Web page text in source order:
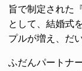
旨で制定された
として、結婚式
プルが増え、だ
ふだんパートナ